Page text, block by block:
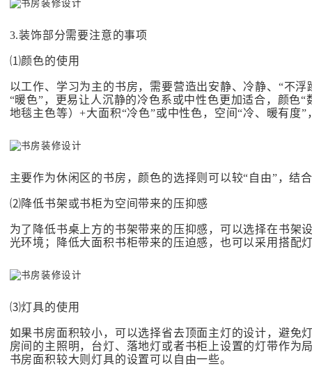
3.装饰部分需要注意的事项
⑴颜色的使用
以工作、学习为主的书房，需要营造出安静、冷静、“不
“暖色”，更易让人沉静的冷色系或中性色更加适合，颜色
地毯主色等）+大面积“冷色”或中性色，空间“冷、暖有
主要作为休闲区的书房，颜色的选择则可以较“自由”，结
⑵降低书架或书柜为空间带来的压抑感
为了降低书桌上方的书架带来的压抑感，可以选择在书架
光环境；降低大面积书柜带来的压迫感，也可以采用搭配
⑶灯具的使用
如果书房面积较小，可以选择省去顶面主灯的设计，避免
房间的主照明，台灯、落地灯或者书柜上设置的灯带作为
书房面积较大则灯具的设置可以自由一些。